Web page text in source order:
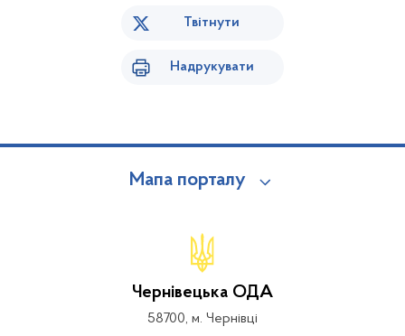
Твітнути
Надрукувати
Мапа порталу
Чернівецька ОДА
58700, м. Чернівці